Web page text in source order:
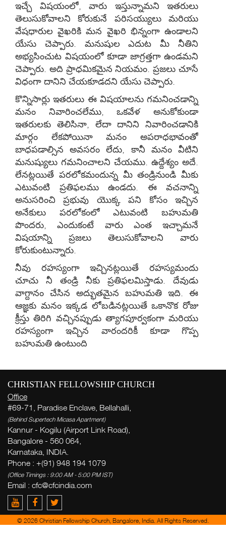
ఇచ్చే విషయంలో, వారు ఇస్తున్నామని ఇతరులు
తెలుసుకోవాలని కోరుకునే పరిసయ్యులు మరియు
వేషధారుల వైఖరికి మన వైఖరి భిన్నంగా ఉండాలని
యేసు చెప్పారు. మనుషుల ఎదుట మీ నీతిని
అభ్యసించుట విషయంలో కూడా జాగ్రత్తగా ఉండమని
చెప్పారు. అది ప్రాధమికమైన నియమం. ప్రజలు చూసే
విధంగా దానిని చేయకూడదని యేసు చెప్పారు.
కొన్నిసార్లు ఇతరులు ఈ విషయాలను గమనించడాన్ని
మనం నివారించలేము, ఒకవేళ అనుకోకుండా
ఇతరులకు తెలిసినా, లేదా దానిని నివారించడానికి
మార్గం లేకపోయినా మనం అపరాధభావంతో
బాధపడాల్సిన అవసరం లేదు, కానీ మనం వీటిని
మనుష్యులు గమనించాలని చేయము. ఉద్దేశ్యం అదే.
లేనట్లయితే పరలోకమందున్న మీ తండ్రినుండి మీకు
ఎటువంటి ప్రతిఫలము ఉండదు. ఈ వచనాన్ని
అనుసరించి ప్రభువు యొక్క పని కోసం ఇచ్చిన
అనేకులు పరలోకంలో ఎటువంటి బహుమతి
పొందరు, ఎందుకంటే వారు ఎంత ఇచ్చామనే
విషయాన్ని ప్రజలు తెలుసుకోవాలని వారు
కోరుకుంటున్నారు.
నీవు రహస్యంగా ఇచ్చినట్లయితే రహస్యమందు
చూచు నీ తండ్రి నీకు ప్రతిఫలమిస్తాడు. దేవుడు
వాగ్దానం చేసిన అద్భుతమైన బహుమతి ఇది. ఈ
ఆజ్ఞకు మనం ఇక్కడ లోబడినట్లయితే ఒకానొక రోజు
క్రీస్తు తిరిగి వచ్చినప్పుడు త్యాగపూర్వకంగా మరియు
రహస్యంగా ఇచ్చిన వారందరికీ కూడా గొప్ప
బహుమతి ఉంటుంది
CHRISTIAN FELLOWSHIP CHURCH
Office
#69-71, Paradise Enclave, Bellahalli,
(Behind Supertech Micasa Apartment)
Kannur - Kogilu (Airport Link Road),
Bangalore - 560 064,
Karnataka, INDIA.
Phone : +(91) 948 194 1079
(Office Timings : 9:00 AM - 5:00 PM IST)
Email : cfc@cfcindia.com
© 2026 Christian Fellowship Church, Bangalore, India. All Rights Reserved.